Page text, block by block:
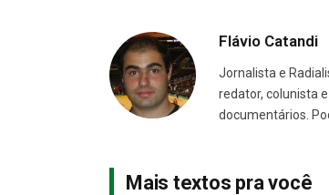
Flávio Catandi
Jornalista e
redator, colunista
documentários.
Mais textos pra você